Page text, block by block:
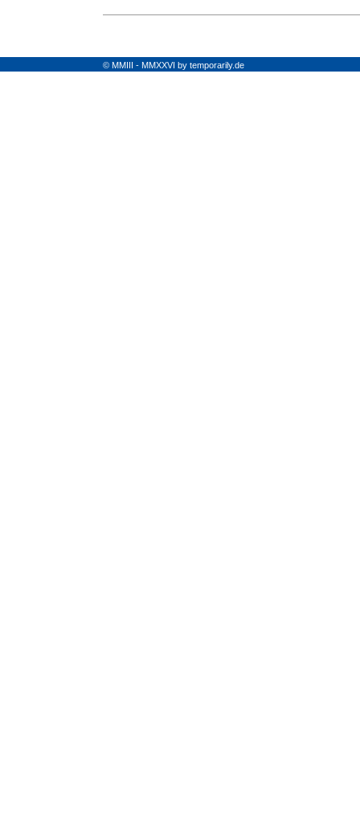
© MMIII - MMXXVI by temporarily.de